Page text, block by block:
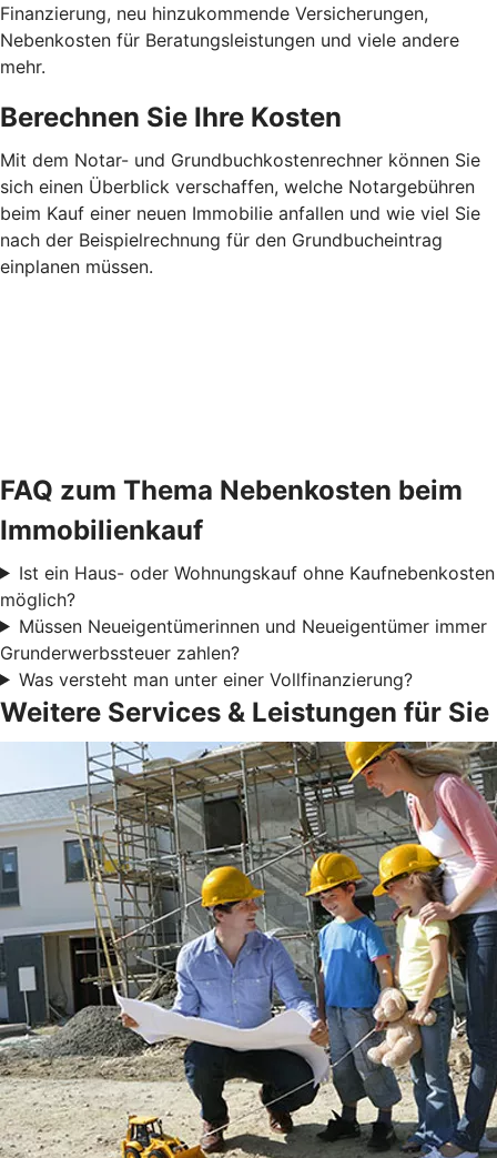
Finanzierung, neu hinzukommende Versicherungen,
Nebenkosten für Beratungsleistungen und viele andere
mehr.
Berechnen Sie Ihre Kosten
Mit dem Notar- und Grundbuchkostenrechner können Sie
sich einen Überblick verschaffen, welche Notargebühren
beim Kauf einer neuen Immobilie anfallen und wie viel Sie
nach der Beispielrechnung für den Grundbucheintrag
einplanen müssen.
FAQ zum Thema Nebenkosten beim
Immobilienkauf
Ist ein Haus- oder Wohnungskauf ohne Kaufnebenkosten
möglich?
Müssen Neueigentümerinnen und Neueigentümer immer
Grunderwerbssteuer zahlen?
Was versteht man unter einer Vollfinanzierung?
Weitere Services & Leistungen für Sie